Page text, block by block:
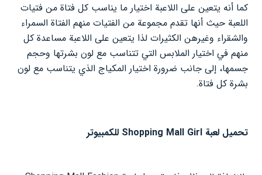
كما أنه يتعين على اللاعبة اختيار ما يناسب كل فتاة من فتيات
اللعبة حيث أنها تقدم مجموعة من الفتيات منهم الفتاة السمراء
والشقراء وغيرهن الكثيرات لذا يتعين على اللاعبة مساعدة كل
منهم في اختيار الملابس التي تتناسب مع لون بشرتها وحجم
جسمها، إلى جانب ضرورة اختيار المكياج الذي يتناسب مع لون
بشرة كل فتاة.
تحميل لعبة Shopping Mall Girl للكمبيوتر